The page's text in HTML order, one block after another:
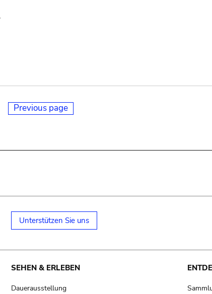
Previous page
Unterstützen Sie uns
SEHEN & ERLEBEN
Dauerausstellung